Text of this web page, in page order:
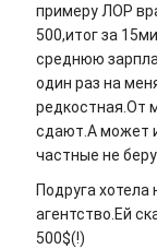
примеру ЛОР
500,итог за
среднюю
один раз на
редкостная.От
сдают.А может
частные не
Подруга хотела
агентство.Ей
500$(!)